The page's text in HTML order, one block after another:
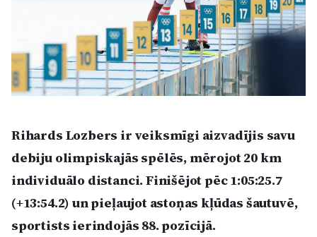
Sludinājumi
Reklāma
Politiskā reklāma
Par mums
Rihards Lozbers ir veiksmīgi aizvadījis savu
debiju olimpiskajās spēlēs, mērojot 20 km
individuālo distanci. Finišējot pēc 1:05:25.7
(+13:54.2) un pieļaujot astoņas kļūdas šautuvē,
sportists ierindojās 88. pozīcijā.